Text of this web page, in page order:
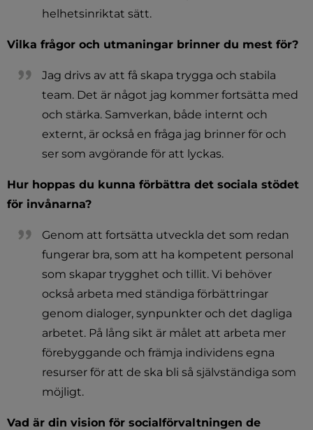
helhetsinriktat sätt.
Vilka frågor och utmaningar brinner du mest för?
Jag drivs av att få skapa trygga och stabila
team. Det är något jag kommer fortsätta med
och stärka. Samverkan, både internt och
externt, är också en fråga jag brinner för och
ser som avgörande för att lyckas.
Hur hoppas du kunna förbättra det sociala stödet
för invånarna?
Genom att fortsätta utveckla det som redan
fungerar bra, som att ha kompetent personal
som skapar trygghet och tillit. Vi behöver
också arbeta med ständiga förbättringar
genom dialoger, synpunkter och det dagliga
arbetet. På lång sikt är målet att arbeta mer
förebyggande och främja individens egna
resurser för att de ska bli så självständiga som
möjligt.
Vad är din vision för socialförvaltningen de